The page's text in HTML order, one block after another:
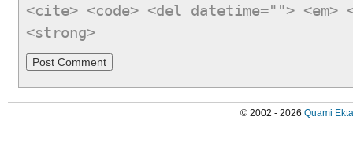
<cite> <code> <del datetime="">
<strong>
© 2002 - 2026 Quami